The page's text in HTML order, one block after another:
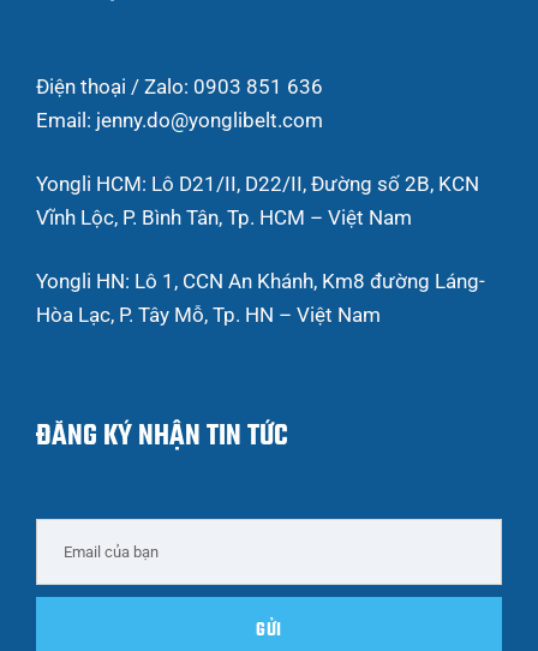
Điện thoại / Zalo: 0903 851 636
Email: jenny.do@yonglibelt.com
Yongli HCM: Lô D21/II, D22/II, Đường số 2B, KCN
Vĩnh Lộc, P. Bình Tân, Tp. HCM – Việt Nam
Yongli HN: Lô 1, CCN An Khánh, Km8 đường Láng-
Hòa Lạc, P. Tây Mỗ, Tp. HN – Việt Nam
ĐĂNG KÝ NHẬN TIN TỨC